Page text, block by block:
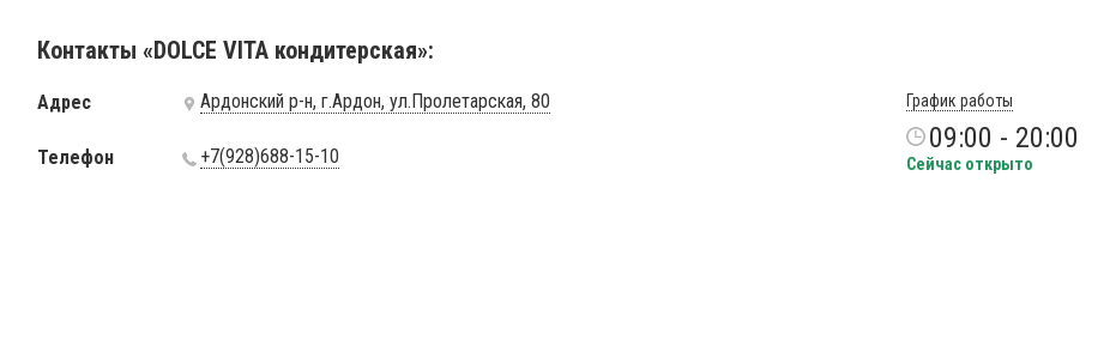
Контакты «DOLCE VITA кондитерская»:
Адрес Ардонский р-н, г.Ардон, ул.Пролетарская, 80
Телефон +7(928)688-15-10
График работы
09:00 - 20:00
Сейчас открыто